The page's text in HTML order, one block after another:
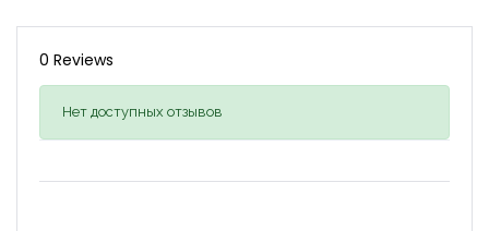
0 Reviews
Нет доступных отзывов